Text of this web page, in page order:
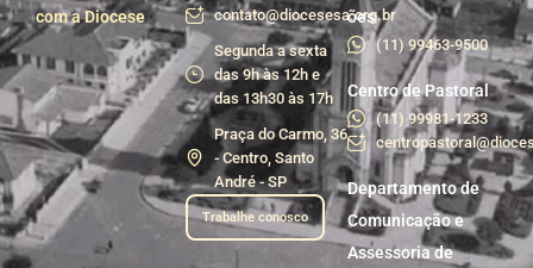
com a Diocese
contato@diocesesa.org.br
Segunda a sexta
das 9h às 12h e
das 13h30 às 17h
Praça do Carmo, 36
- Centro, Santo
André - SP
Trabalhe conosco
ões
(11) 99463-9500
Centro de Pastoral
(11) 99981-1233
Departamento de
Comunicação e
Assessoria de